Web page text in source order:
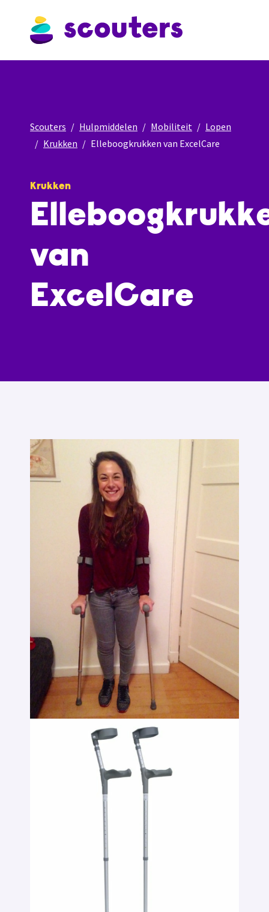
Scouters Hulpmiddelen Mobiliteit
Lopen
Krukken
Elleboogkrukken van ExcelCare
Krukken
van
ExcelCare